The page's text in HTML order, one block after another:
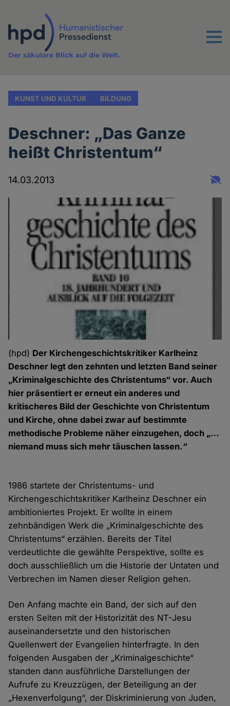
Inhalt
Menu
Der säkulare Blick auf die Welt.
KUNST UND KULTUR BILDUNG
Deschner: „Das Ganze
heißt Christentum“
14.03.2013
(hpd) Der Kirchengeschichtskritiker Karlheinz
Deschner legt den zehnten und letzten Band seiner
„Kriminalgeschichte des Christentums“ vor. Auch
hier präsentiert er erneut ein anderes und
kritischeres Bild der Geschichte von Christentum
und Kirche, ohne dabei zwar auf bestimmte
methodische Probleme näher einzugehen, doch „…
niemand muss sich mehr täuschen lassen.“
1986 startete der Christentums- und
Kirchengeschichtskritiker Karlheinz Deschner ein
ambitioniertes Projekt. Er wollte in einem
zehnbändigen Werk die „Kriminalgeschichte des
Christentums“ erzählen. Bereits der Titel
verdeutlichte die gewählte Perspektive, sollte es
doch ausschließlich um die Historie der Untaten und
Verbrechen im Namen dieser Religion gehen.
Den Anfang machte ein Band, der sich auf den
ersten Seiten mit der Historizität des NT-Jesu
auseinandersetzte und den historischen
Quellenwert der Evangelien hinterfragte. In den
folgenden Ausgaben der „Kriminalgeschichte“
standen dann ausführliche Darstellungen der
Aufrufe zu Kreuzzügen, der Beteiligung an der
„Hexenverfolgung“, der Diskriminierung von Juden,